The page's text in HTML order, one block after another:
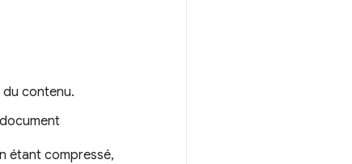
contenu.
étant compressé,